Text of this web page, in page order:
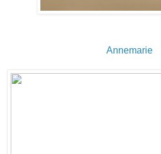
Annemarie